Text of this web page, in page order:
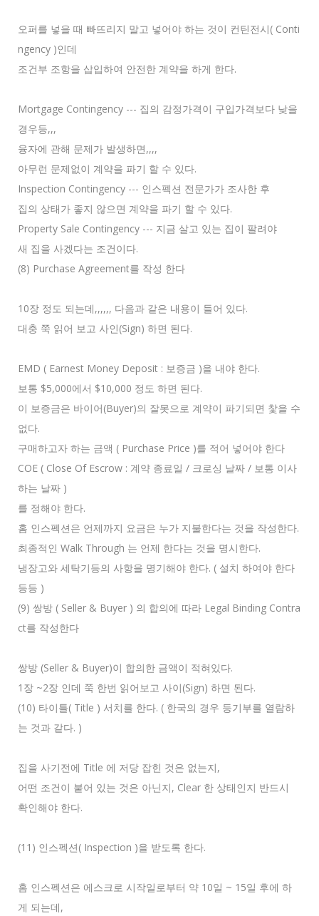
오퍼를 넣을 때 빠뜨리지 말고 넣어야 하는 것이 컨틴전시( Conti
ngency )인데
조건부 조항을 삽입하여 안전한 계약을 하게 한다.
Mortgage Contingency --- 집의 감정가격이 구입가격보다 낮을
경우등,,,
융자에 관해 문제가 발생하면,,,,
아무런 문제없이 계약을 파기 할 수 있다.
Inspection Contingency --- 인스펙션 전문가가 조사한 후
집의 상태가 좋지 않으면 계약을 파기 할 수 있다.
Property Sale Contingency --- 지금 살고 있는 집이 팔려야
새 집을 사겠다는 조건이다.
(8) Purchase Agreement를 작성 한다
10장 정도 되는데,,,,,, 다음과 같은 내용이 들어 있다.
대충 쭉 읽어 보고 사인(Sign) 하면 된다.
EMD ( Earnest Money Deposit : 보증금 )을 내야 한다.
보통 $5,000에서 $10,000 정도 하면 된다.
이 보증금은 바이어(Buyer)의 잘못으로 계약이 파기되면 찿을 수
없다.
구매하고자 하는 금액 ( Purchase Price )를 적어 넣어야 한다
COE ( Close Of Escrow : 계약 종료일 / 크로싱 날짜 / 보통 이사
하는 날짜 )
를 정해야 한다.
홈 인스펙션은 언제까지 요금은 누가 지불한다는 것을 작성한다.
최종적인 Walk Through 는 언제 한다는 것을 명시한다.
냉장고와 세탁기등의 사항을 명기해야 한다. ( 설치 하여야 한다
등등 )
(9) 쌍방 ( Seller & Buyer ) 의 합의에 따라 Legal Binding Contra
ct를 작성한다
쌍방 (Seller & Buyer)이 합의한 금액이 적혀있다.
1장 ~2장 인데 쭉 한번 읽어보고 사이(Sign) 하면 된다.
(10) 타이틀( Title ) 서치를 한다. ( 한국의 경우 등기부를 열람하
는 것과 같다. )
집을 사기전에 Title 에 저당 잡힌 것은 없는지,
어떤 조건이 붙어 있는 것은 아닌지, Clear 한 상태인지 반드시
확인해야 한다.
(11) 인스펙션( Inspection )을 받도록 한다.
홈 인스펙션은 에스크로 시작일로부터 약 10일 ~ 15일 후에 하
게 되는데,